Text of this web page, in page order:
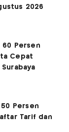
2026
60 Persen
Cepat
Persen
Tarif dan